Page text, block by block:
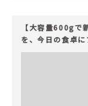
【大容量600gで
を、今日の食卓に